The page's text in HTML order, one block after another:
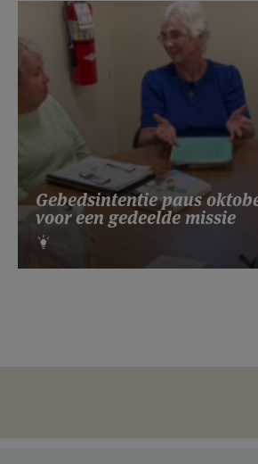
Gebedsintentie paus
voor een gedeelde missie